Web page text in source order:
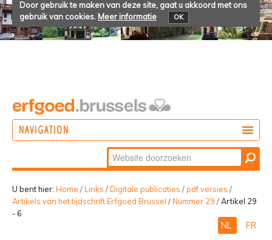
Door gebruik te maken van deze site, gaat u akkoord met ons
gebruik van cookies. Meer informatie OK
NAVIGATION
BELEVEN
Zoek
Geavanceerd
zoeken...
U bent hier: Home /Links /Digitale publicaties /pdf versies /
Artikels van het tijdschrift Erfgoed Brussel /Nummer 29 /Artikel 29
- 6
NL FR